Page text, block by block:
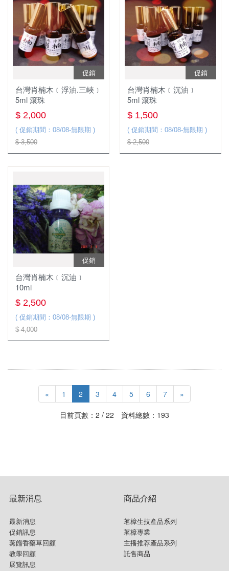
促銷
台灣肖楠木﹝浮油.三峽﹞
5ml 滾珠
$ 2,000
( 促銷期間：08/08-無限期 )
$ 3,500
促銷
台灣肖楠木﹝沉油﹞
5ml 滾珠
$ 1,500
( 促銷期間：08/08-無限期 )
$ 2,500
促銷
台灣肖楠木﹝沉油﹞
10ml
$ 2,500
( 促銷期間：08/08-無限期 )
$ 4,000
« 1 2 3 4 5 6 7 »
目前頁數：2 / 22 資料總數：193
最新消息
最新消息
促銷訊息
蒸餾香藥草回顧
教學回顧
展覽訊息
商品介紹
茗樟生技產品系列
茗樟專業
主播推荐產品系列
託售商品